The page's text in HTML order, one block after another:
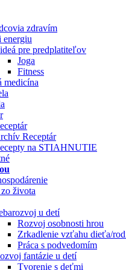
zdravím
energiu
pre predplatiteľov
Joga
Fitness
medicína
Receptár
na STIAHNUTIE
života
u detí
Rozvoj osobnosti hrou
Zrkadlenie vzťahu dieťa/
Práca s podvedomím
fantázie u detí
Tvorenie s deťmi